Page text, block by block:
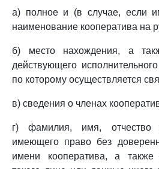
а) полное и (в случае, если
наименование кооператива на
б) место нахождения, а
действующего
по которому осуществляется
в) сведения о членах
г) фамилия, имя, отчество
имеющего право без
имени кооператива, а